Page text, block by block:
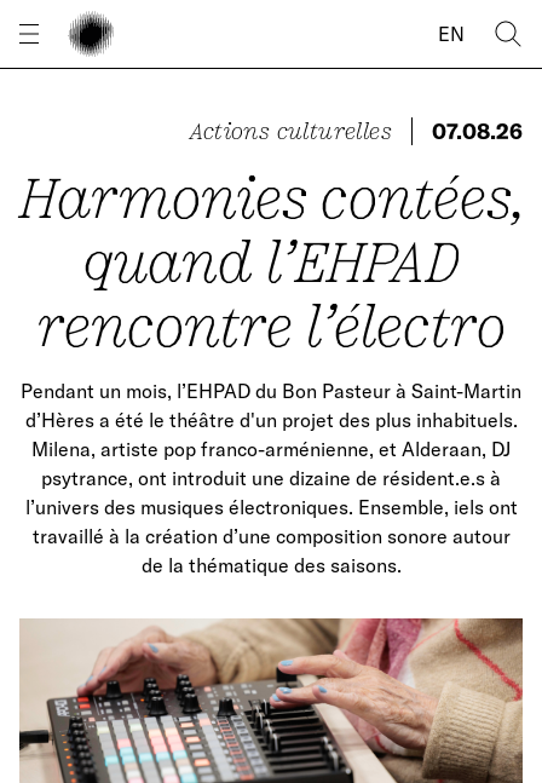
EN
Actions culturelles 07.08.26
Harmonies contées,
quand l’EHPAD
rencontre l’électro
Pendant un mois, l’EHPAD du Bon Pasteur à Saint-Martin
d’Hères a été le théâtre d'un projet des plus inhabituels.
Milena, artiste pop franco-arménienne, et Alderaan, DJ
psytrance, ont introduit une dizaine de résident.e.s à
l’univers des musiques électroniques. Ensemble, iels ont
travaillé à la création d’une composition sonore autour
de la thématique des saisons.
Panneau de gestion des cookies